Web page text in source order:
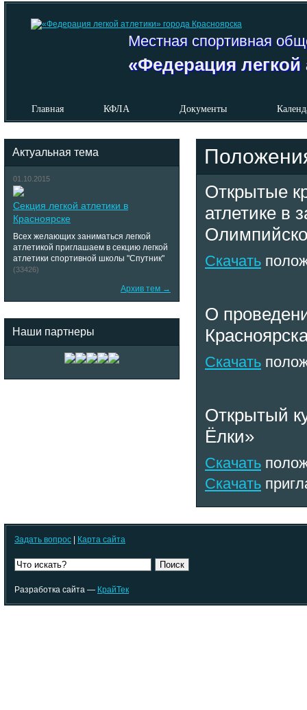
Местная спортивная
«Федерация легкой
Главная КФЛА Документы
Актуальная тема
01.10.2015
Секция легкой атлетики в
Красноярске
Всех желающих заниматься легкой
атлетикой приглашаем в секцию легкой
атлетики спортивной школы "Спутник"
(33426)
Архив тем →
Наши партнеры
Открытые
атлетике в
Скачать
О
Скачать
Открытый
Ёлки»
Скачать
Скачать
Задать вопрос Карта сайта
Поиск
Разработка сайта — КрайТек